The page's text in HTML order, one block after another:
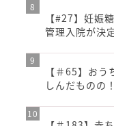
【#27】妊娠
管理入院が
【＃65】おう
しんだものの